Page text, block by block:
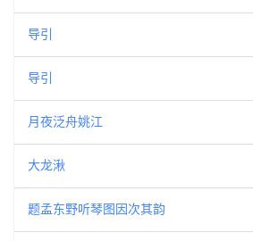
导引
导引
月夜泛舟姚江
大龙湫
题孟东野听琴图因次其韵